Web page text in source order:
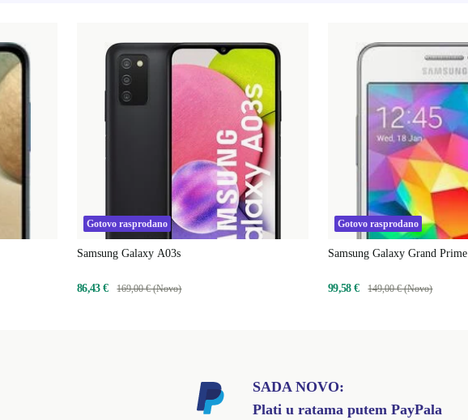
Gotovo rasprodano
Samsung Galaxy A03s
86,43 € 169,00 € (Novo)
Gotovo rasprodano
Samsung Galaxy Grand Prime
99,58 € 149,00 € (Novo)
SADA NOVO:
Plati u ratama putem PayPala